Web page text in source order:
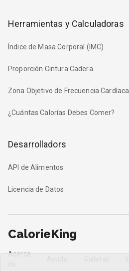
Herramientas y Calculadoras
Índice de Masa Corporal (IMC)
Proporción Cintura Cadera
Zona Objetivo de Frecuencia Cardíaca
¿Cuántas Calorías Debes Comer?
Desarrolladors
API de Alimentos
Licencia de Datos
CalorieKing
Acerca